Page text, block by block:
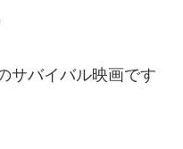
サバイバル映画です